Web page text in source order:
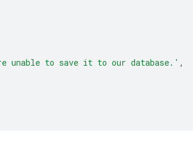
unable to save it to our database.' ,